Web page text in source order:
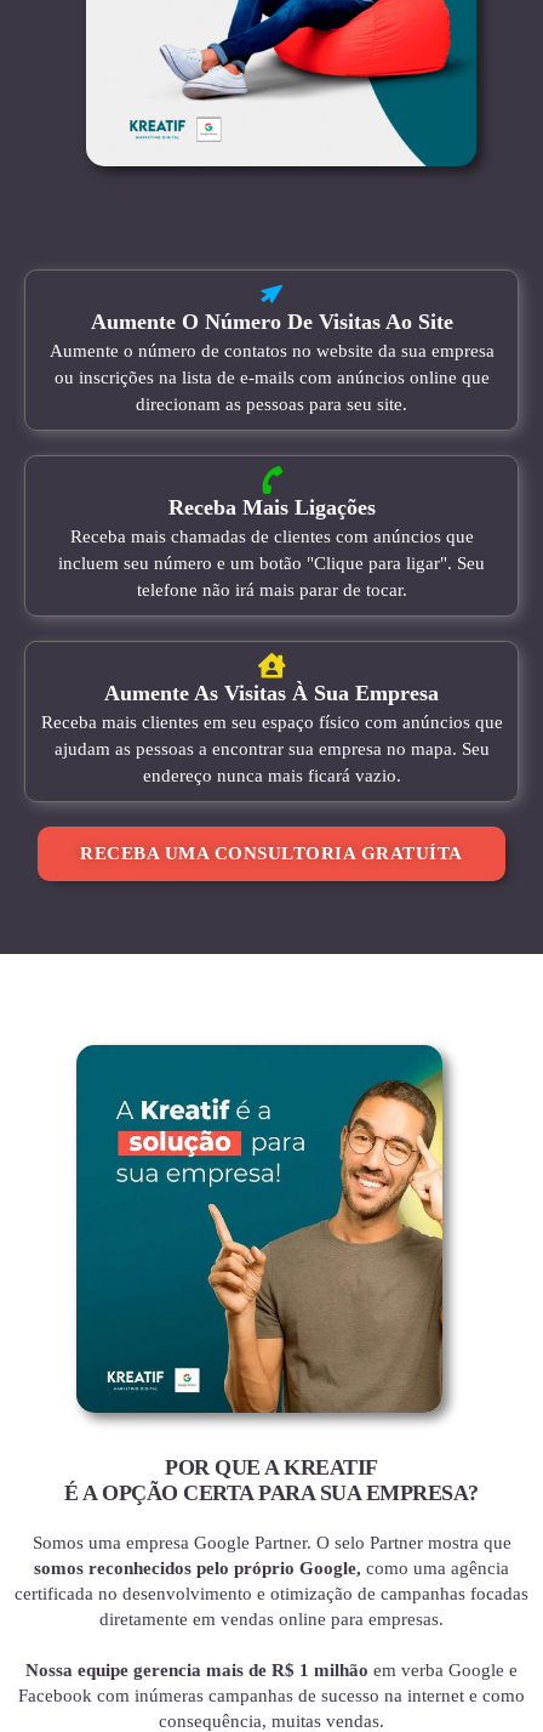
Aumente O Número De Visitas Ao Site
Aumente o número de contatos no website da sua empresa
ou inscrições na lista de e-mails com anúncios online que
direcionam as pessoas para seu site.
Receba Mais Ligações
Receba mais chamadas de clientes com anúncios que
incluem seu número e um botão "Clique para ligar". Seu
telefone não irá mais parar de tocar.
Aumente As Visitas À Sua Empresa
Receba mais clientes em seu espaço físico com anúncios que
ajudam as pessoas a encontrar sua empresa no mapa. Seu
endereço nunca mais ficará vazio.
RECEBA UMA CONSULTORIA GRATUÍTA
POR QUE A KREATIF
É A OPÇÃO CERTA PARA SUA EMPRESA?
Somos uma empresa Google Partner. O selo Partner mostra que
somos reconhecidos pelo próprio Google, como uma agência
certificada no desenvolvimento e otimização de campanhas focadas
diretamente em vendas online para empresas.
Nossa equipe gerencia mais de R$ 1 milhão em verba Google e
Facebook com inúmeras campanhas de sucesso na internet e como
consequência, muitas vendas.